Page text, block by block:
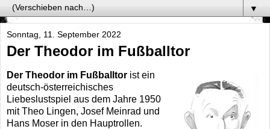
▼
Sonntag, 11. September 2022
Der Theodor im Fußballtor
Der Theodor im Fußballtor ist ein
deutsch-österreichisches
Liebeslustspiel aus dem Jahre 1950
mit Theo Lingen, Josef Meinrad und
Hans Moser in den Hauptrollen.